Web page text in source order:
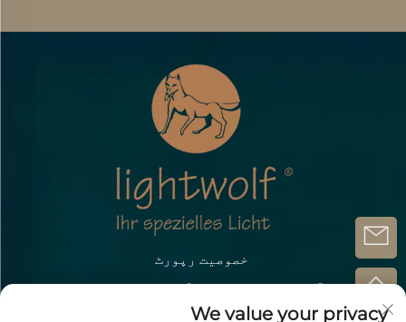
خصوصیت رپورٹ
کاپی رائٹ @ژونگ شان لی ہینگ آپٹو الیکٹرونک ٹیکنالوجی
کمپنی لمیٹڈ۔
We value your privacy